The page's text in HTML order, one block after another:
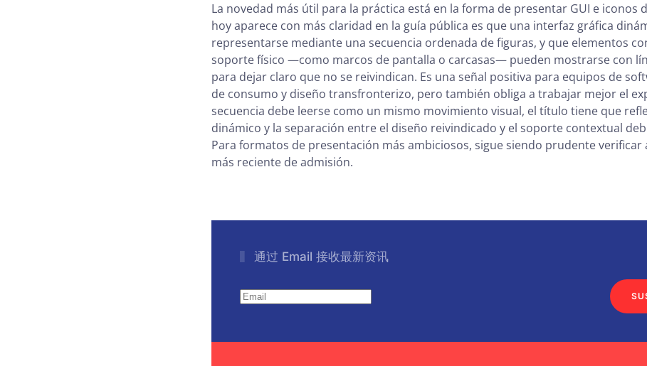
La novedad más útil para la práctica está en la forma de presentar GUI e iconos
hoy aparece con más claridad en la guía pública es que una interfaz gráfica
representarse mediante una secuencia ordenada de figuras, y que elementos
soporte físico —como marcos de pantalla o carcasas— pueden mostrarse con
para dejar claro que no se reivindican. Es una señal positiva para equipos de
de consumo y diseño transfronterizo, pero también obliga a trabajar mejor el
secuencia debe leerse como un mismo movimiento visual, el título tiene que
dinámico y la separación entre el diseño reivindicado y el soporte contextual
Para formatos de presentación más ambiciosos, sigue siendo prudente verificar
más reciente de admisión.
通过 Email 接收最新资讯